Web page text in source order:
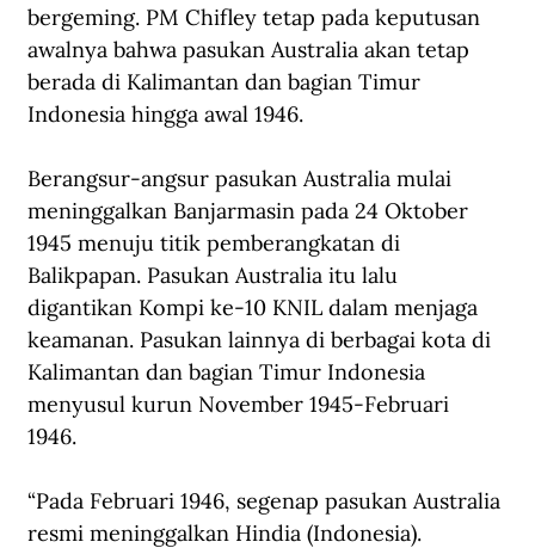
bergeming. PM Chifley tetap pada keputusan
awalnya bahwa pasukan Australia akan tetap
berada di Kalimantan dan bagian Timur
Indonesia hingga awal 1946.
Berangsur-angsur pasukan Australia mulai
meninggalkan Banjarmasin pada 24 Oktober
1945 menuju titik pemberangkatan di
Balikpapan. Pasukan Australia itu lalu
digantikan Kompi ke-10 KNIL dalam menjaga
keamanan. Pasukan lainnya di berbagai kota di
Kalimantan dan bagian Timur Indonesia
menyusul kurun November 1945-Februari
1946.
“Pada Februari 1946, segenap pasukan Australia
resmi meninggalkan Hindia (Indonesia).